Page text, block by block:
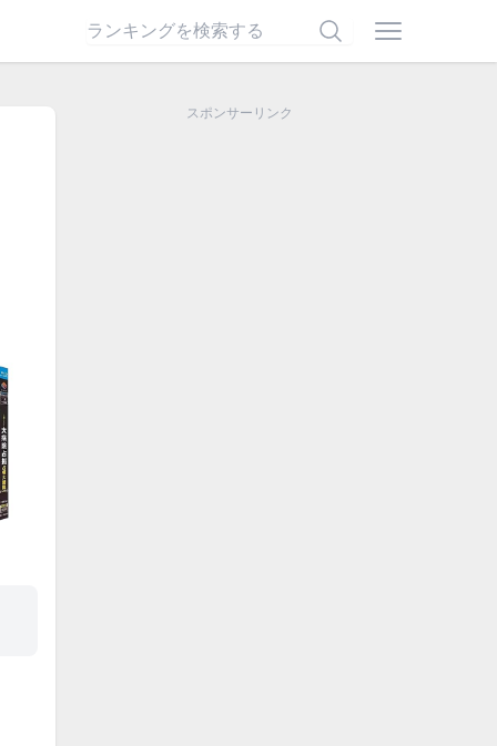
スポンサーリンク